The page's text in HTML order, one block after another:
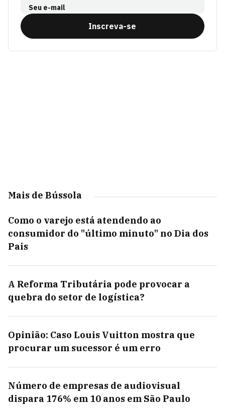
Seu e-mail
Inscreva-se
Mais de Bússola
Como o varejo está atendendo ao
consumidor do "último minuto" no Dia dos
Pais
A Reforma Tributária pode provocar a
quebra do setor de logística?
Opinião: Caso Louis Vuitton mostra que
procurar um sucessor é um erro
Número de empresas de audiovisual
dispara 176% em 10 anos em São Paulo